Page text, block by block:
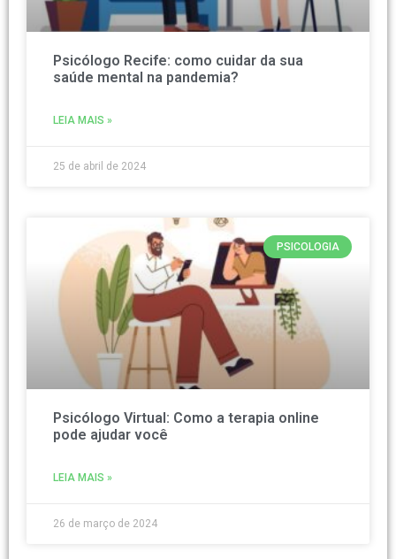
Psicólogo Recife: como cuidar da sua
saúde mental na pandemia?
LEIA MAIS »
25 de abril de 2024
PSICOLOGIA
Psicólogo Virtual: Como a terapia online
pode ajudar você
LEIA MAIS »
26 de março de 2024